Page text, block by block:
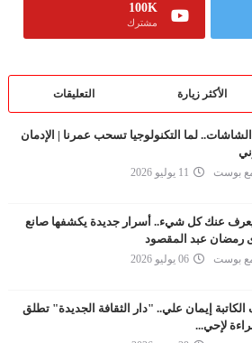
100K
مشترك
الأكثر زيارة التعليقات
لما التكنولوجيا تسحب عمرنا | الإدمان
بوست 11 يوليو 2026
عنك كل شيء.. أسرار جديدة يكشفها صانع
رمضان عبد المقصود
بوست 06 يوليو 2026
إيمان علي.. "دار الثقافة الجديدة" تطلق
لإحي...